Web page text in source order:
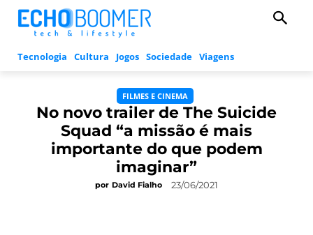
Tecnologia Cultura Jogos Sociedade Viagens
FILMES E CINEMA
No novo trailer de The Suicide
Squad “a missão é mais
importante do que podem
imaginar”
por David Fialho 23/06/2021